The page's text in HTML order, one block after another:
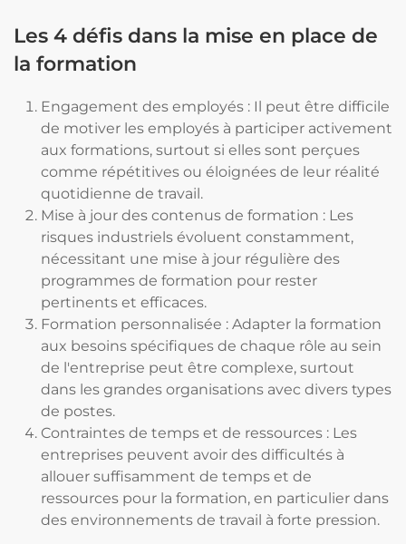
Les 4 défis dans la mise en place de
la formation
Engagement des employés : Il peut être difficile
de motiver les employés à participer activement
aux formations, surtout si elles sont perçues
comme répétitives ou éloignées de leur réalité
quotidienne de travail.
Mise à jour des contenus de formation : Les
risques industriels évoluent constamment,
nécessitant une mise à jour régulière des
programmes de formation pour rester
pertinents et efficaces.
Formation personnalisée : Adapter la formation
aux besoins spécifiques de chaque rôle au sein
de l'entreprise peut être complexe, surtout
dans les grandes organisations avec divers types
de postes.
Contraintes de temps et de ressources : Les
entreprises peuvent avoir des difficultés à
allouer suffisamment de temps et de
ressources pour la formation, en particulier dans
des environnements de travail à forte pression.